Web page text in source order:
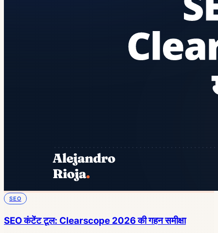
SEO
SEO कंटेंट टूल: Clearscope 2026 की गहन समीक्षा